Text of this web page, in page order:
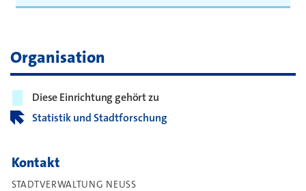
Organisation
Diese Einrichtung gehört zu
Statistik und Stadtforschung
Kontakt
STADTVERWALTUNG NEUSS